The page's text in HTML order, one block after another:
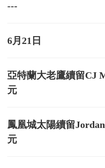
---
6月21日
亞特蘭大老鷹續留CJ
元
鳳凰城太陽續留
元